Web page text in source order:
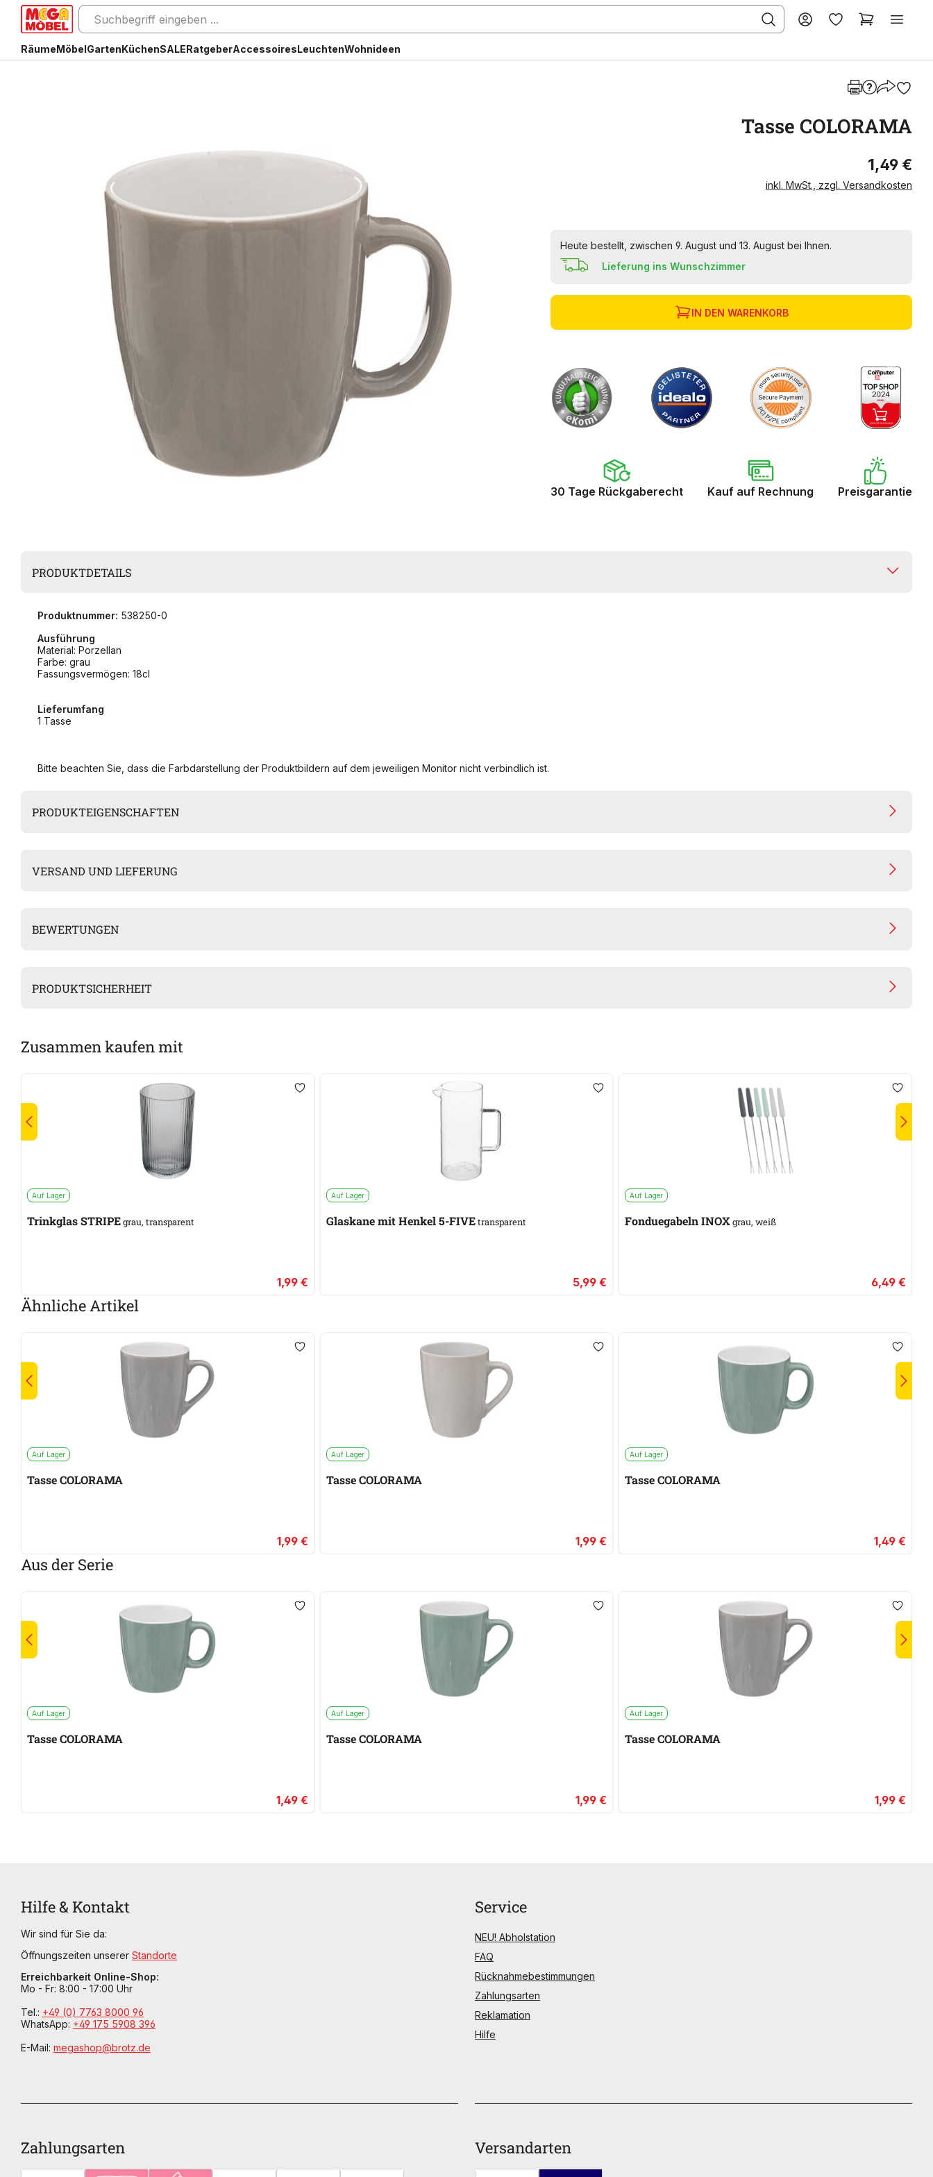
RäumeMöbelGartenKüchenSALERatgeberAccessoiresLeuchtenWohnideen
Tasse COLORAMA
1,49 €
inkl. MwSt., zzgl. Versandkosten
Heute bestellt, zwischen 9. August und 13. August bei Ihnen.
Lieferung ins Wunschzimmer
IN DEN WARENKORB
30 Tage Rückgaberecht Kauf auf Rechnung Preisgarantie
PRODUKTDETAILS
Produktnummer: 538250-0
Ausführung
Material: Porzellan
Farbe: grau
Fassungsvermögen: 18cl
Lieferumfang
1 Tasse
Bitte beachten Sie, dass die Farbdarstellung der Produktbildern auf dem jeweiligen Monitor nicht verbindlich ist.
PRODUKTEIGENSCHAFTEN
VERSAND UND LIEFERUNG
BEWERTUNGEN
PRODUKTSICHERHEIT
Zusammen kaufen mit
Auf Lager
Trinkglas STRIPEgrau, transparent
1,99 €
Auf Lager
Glaskane mit Henkel 5-FIVEtransparent
5,99 €
Auf Lager
Fonduegabeln INOXgrau, weiß
6,49 €
Ähnliche Artikel
Auf Lager
Tasse COLORAMA
1,99 €
Auf Lager
Tasse COLORAMA
1,99 €
Auf Lager
Tasse COLORAMA
1,49 €
Aus der Serie
Auf Lager
Tasse COLORAMA
1,49 €
Auf Lager
Tasse COLORAMA
1,99 €
Auf Lager
Tasse COLORAMA
1,99 €
Hilfe & Kontakt
Wir sind für Sie da:
Öffnungszeiten unserer Standorte
Erreichbarkeit Online-Shop:
Mo - Fr: 8:00 - 17:00 Uhr
Tel.: +49 (0) 7763 8000 96
WhatsApp: +49 175 5908 396
E-Mail: megashop@brotz.de
Zahlungsarten Versandarten
Service
NEU! Abholstation
FAQ
Rücknahmebestimmungen
Zahlungsarten
Reklamation
Hilfe